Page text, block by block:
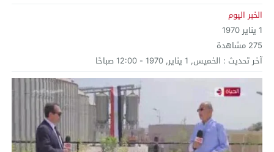
الخبر اليوم
1 يناير 1970
275 مشاهدة
آخر تحديث : الخميس, 1 يناير, 1970 - 12:00 صباحًا